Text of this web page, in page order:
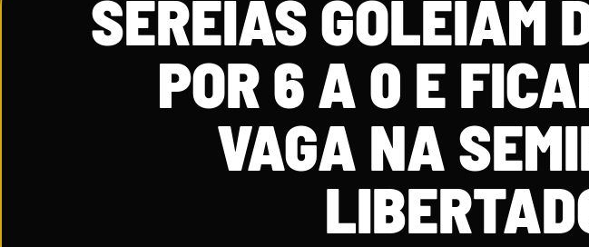
SEREIAS GOLEIAM
POR 6 A 0 E
VAGA NA